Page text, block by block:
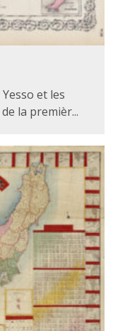
et les
la premièr...